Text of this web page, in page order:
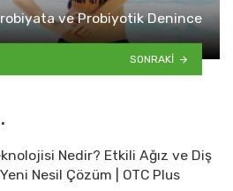
ve Probiyotik Denince
SONRAKI
Nedir? Etkili Ağız ve Diş
Nesil Çözüm | OTC Plus